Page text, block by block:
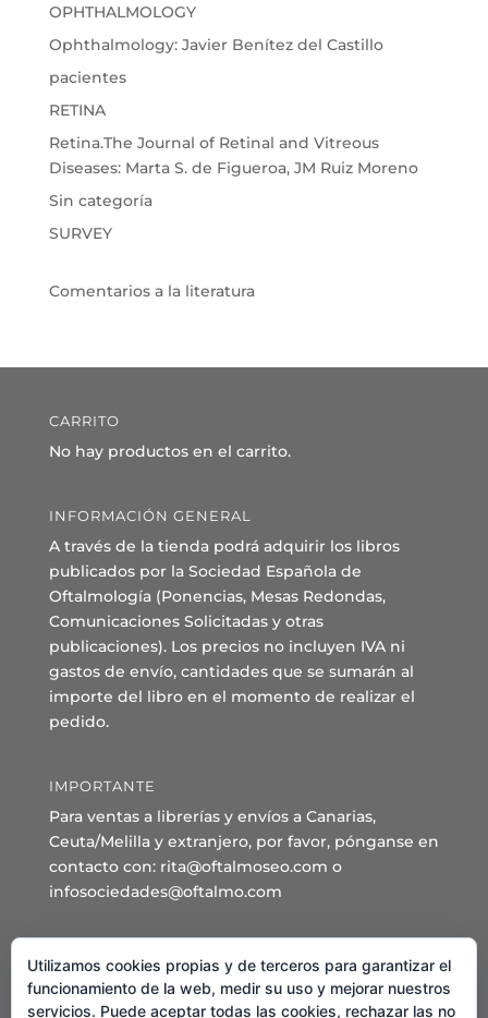
OPHTHALMOLOGY
Ophthalmology: Javier Benítez del Castillo
pacientes
RETINA
Retina.The Journal of Retinal and Vitreous
Diseases: Marta S. de Figueroa, JM Ruiz Moreno
Sin categoría
SURVEY
Comentarios a la literatura
CARRITO
No hay productos en el carrito.
INFORMACIÓN GENERAL
A través de la tienda podrá adquirir los libros
publicados por la Sociedad Española de
Oftalmología (Ponencias, Mesas Redondas,
Comunicaciones Solicitadas y otras
publicaciones). Los precios no incluyen IVA ni
gastos de envío, cantidades que se sumarán al
importe del libro en el momento de realizar el
pedido.
IMPORTANTE
Para ventas a librerías y envíos a Canarias,
Ceuta/Melilla y extranjero, por favor, pónganse en
contacto con: rita@oftalmoseo.com o
infosociedades@oftalmo.com
Sede Administrativa y Secretaría General
C/ Arcipreste de Hita 14 – 1º Derecha.
28015 – Madrid
Utilizamos cookies propias y de terceros para garantizar el
funcionamiento de la web, medir su uso y mejorar nuestros
servicios. Puede aceptar todas las cookies, rechazar las no